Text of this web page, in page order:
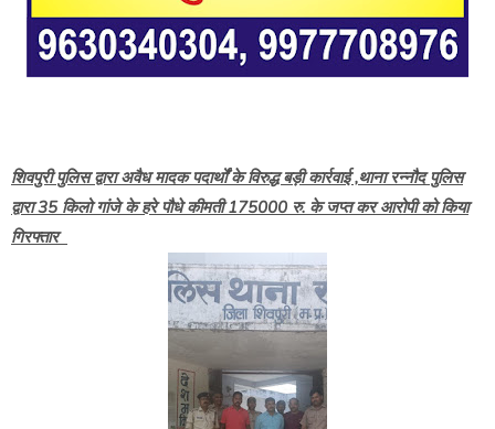
शिवपुरी पुलिस द्वारा अवैध मादक पदार्थों के विरुद्ध बड़ी कार्रवाई ,थाना रन्नौद पुलिस
द्वारा 35 किलो गांजे के हरे पौधे कीमती 175000 रु. के जप्त कर आरोपी को किया
गिरफ्तार